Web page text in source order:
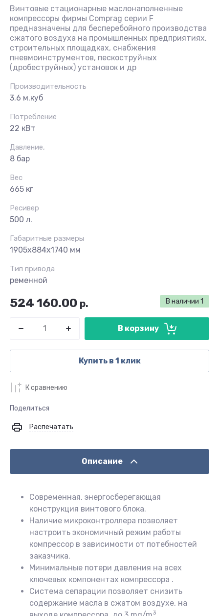
Винтовые стационарные маслонаполненные
компрессоры фирмы Comprag серии F
предназначены для бесперебойного производства
сжатого воздуха на промышленных предприятиях,
строительных площадках, снабжения
пневмоинструментов, пескоструйных
(дробеструйных) установок и др
Производительность
3.6 м.куб
Потребление
22 кВт
Давление,
8 бар
Вес
665 кг
Ресивер
500 л.
Габаритные размеры
1905х884х1740 мм
Тип привода
ременной
В наличии 1
524 160.00 р.
В корзину
Купить в 1 клик
К сравнению
Поделиться
Распечатать
Описание
Современная, энергосберегающая
конструкция винтового блока.
Наличие микроконтроллера позволяет
настроить экономичный режим работы
компрессор в зависимости от потебностей
заказчика.
Минимальные потери давления на всех
ключевых компонентах компрессора .
Система сепарации позволяет снизить
содержание масла в сжатом воздухе, на
3